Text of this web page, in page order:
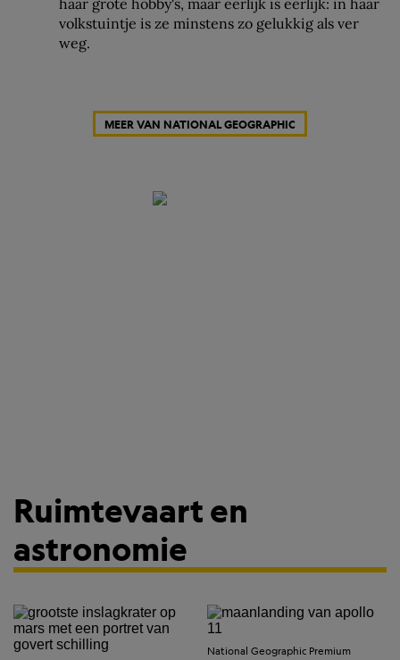
haar grote hobby's, maar eerlijk is eerlijk: in haar
volkstuintje is ze minstens zo gelukkig als ver
weg.
MEER VAN NATIONAL GEOGRAPHIC
Ruimtevaart en
astronomie
National Geographic Premium